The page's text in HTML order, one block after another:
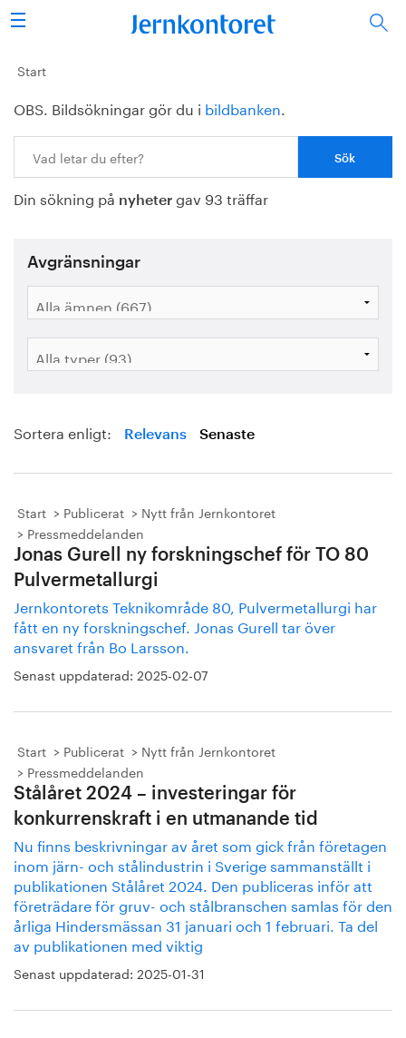
Sök
Stålindustrin
Vision 2050
Forskning/utbildning
Energi/miljö
Vi tycker
Bildbank
Start
OBS. Bildsökningar gör du i bildbanken.
Din sökning på nyheter gav 93 träffar
Avgränsningar
Sortera enligt: Relevans Senaste
Start Publicerat
Nytt från Jernkontoret
Pressmeddelanden
Jonas Gurell ny forskningschef för TO 80
Pulvermetallurgi
Jernkontorets Teknikområde 80, Pulvermetallurgi har
fått en ny forskningschef. Jonas Gurell tar över
ansvaret från Bo Larsson.
Senast uppdaterad: 2025-02-07
Start Publicerat
Nytt från Jernkontoret
Pressmeddelanden
Stålåret 2024 – investeringar för
konkurrenskraft i en utmanande tid
Nu finns beskrivningar av året som gick från företagen
inom järn- och stålindustrin i Sverige sammanställt i
publikationen Stålåret 2024. Den publiceras inför att
företrädare för gruv- och stålbranschen samlas för den
årliga Hindersmässan 31 januari och 1 februari. Ta del
av publikationen med viktig
Senast uppdaterad: 2025-01-31